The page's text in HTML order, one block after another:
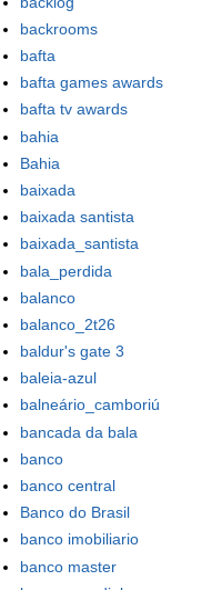
backrooms
bafta
bafta games awards
bafta tv awards
bahia
Bahia
baixada
baixada santista
baixada_santista
bala_perdida
balanco
balanco_2t26
baldur's gate 3
baleia-azul
balneário_camboriú
bancada da bala
banco
banco central
Banco do Brasil
banco imobiliario
banco master